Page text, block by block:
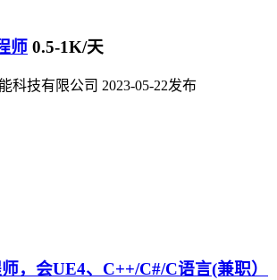
师 0.5-1K/天
科技有限公司 2023-05-22发布
，会UE4、C++/C#/C语言(兼职）